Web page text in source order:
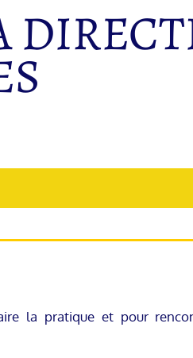
la pratique et pour